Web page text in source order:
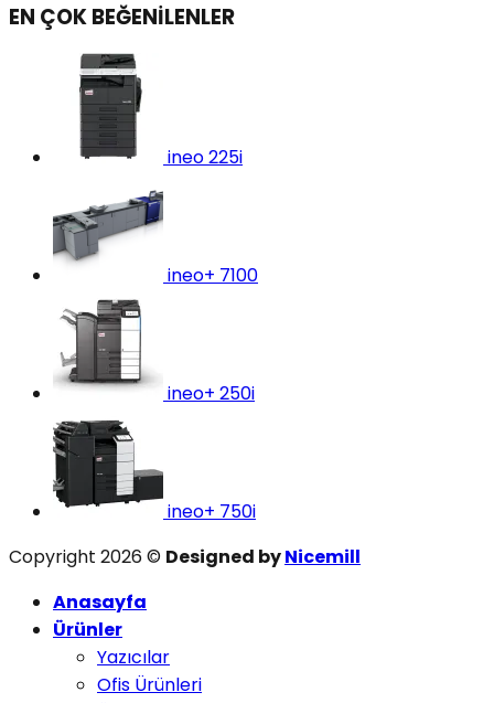
EN ÇOK BEĞENİLENLER
ineo 225i
ineo+ 7100
ineo+ 250i
ineo+ 750i
Copyright 2026 © Designed byNicemill
Anasayfa
Ürünler
Yazıcılar
Ofis Ürünleri